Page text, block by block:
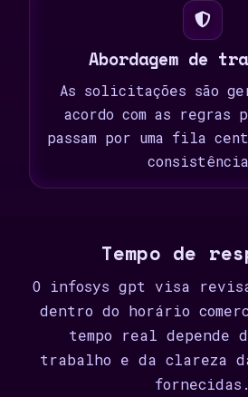
Abordagem de
As solicitações são
acordo com as regras
passam por uma fila
Tempo de
O infosys gpt visa
dentro do horário
tempo real depende
trabalho e da clareza
fornecidas.